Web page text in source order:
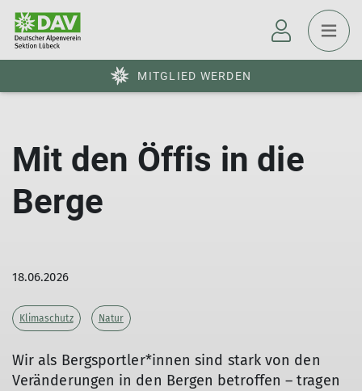
MITGLIED WERDEN
Mit den Öffis in die
Berge
18.06.2026
Klimaschutz Natur
Wir als Bergsportler*innen sind stark von den
Veränderungen in den Bergen betroffen – tragen